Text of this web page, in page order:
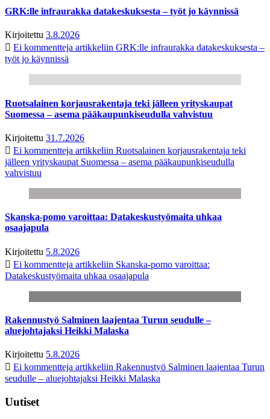
GRK:lle infraurakka datakeskuksesta – työt jo käynnissä
Kirjoitettu 3.8.2026
Ei kommentteja artikkeliin GRK:lle infraurakka datakeskuksesta –
työt jo käynnissä
Ruotsalainen korjausrakentaja teki jälleen yrityskaupat
Suomessa – asema pääkaupunkiseudulla vahvistuu
Kirjoitettu 31.7.2026
Ei kommentteja artikkeliin Ruotsalainen korjausrakentaja teki
jälleen yrityskaupat Suomessa – asema pääkaupunkiseudulla
vahvistuu
Skanska-pomo varoittaa: Datakeskustyömaita uhkaa
osaajapula
Kirjoitettu 5.8.2026
Ei kommentteja artikkeliin Skanska-pomo varoittaa:
Datakeskustyömaita uhkaa osaajapula
Rakennustyö Salminen laajentaa Turun seudulle –
aluejohtajaksi Heikki Malaska
Kirjoitettu 5.8.2026
Ei kommentteja artikkeliin Rakennustyö Salminen laajentaa Turun
seudulle – aluejohtajaksi Heikki Malaska
Uutiset